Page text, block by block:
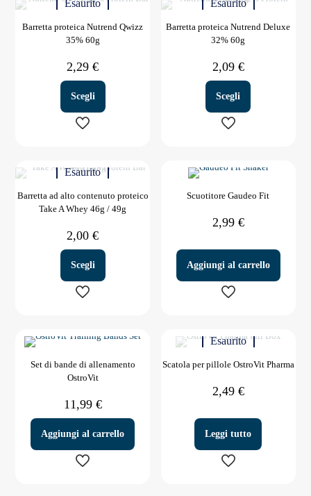
ha
varianti.
Le
possono
essere
scelte
pagina
ha
varianti.
Le
possono
essere
scelte
pagina
Esaurito
Barretta proteica Nutrend Qwizz
35% 60g
2,29€
Scegli
ha
varianti.
Le
possono
essere
scelte
pagina
Esaurito
Barretta proteica Nutrend Deluxe
32% 60g
2,09 €
Scegli
ha
varianti.
opzioni
essere
scelte
pagina
Esaurito
Barretta ad alto contenuto proteico
Take A Whey 46g / 49g
2,00€
Scegli
ha
varianti.
Le
possono
essere
scelte
pagina
Scuotitore Gaudeo Fit
2,99 €
Aggiungi al carrello
Set di bande di allenamento
OstroVit
11,99 €
Aggiungi al carrello
Esaurito
Scatola per pillole OstroVit Pharma
2,49 €
Leggi tutto